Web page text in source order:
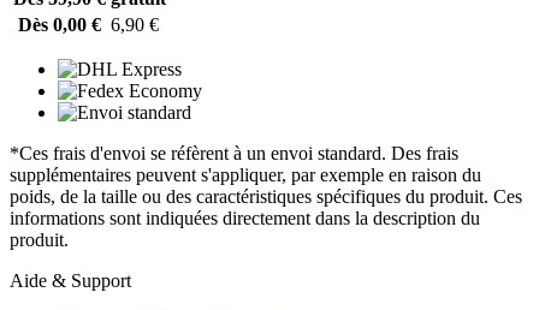
Dès 0,00 € 6,90 €
*Ces frais d'envoi se réfèrent à un envoi standard. Des frais
supplémentaires peuvent s'appliquer, par exemple en raison du
poids, de la taille ou des caractéristiques spécifiques du produit. Ces
informations sont indiquées directement dans la description du
produit.
Aide & Support